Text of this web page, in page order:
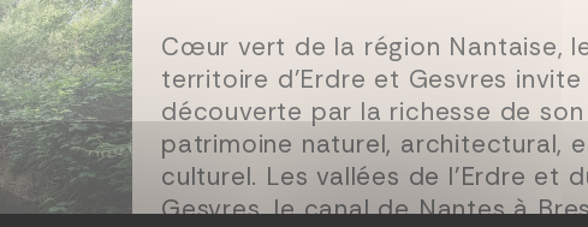
Cœur vert de la région Nantaise,
territoire d’Erdre et Gesvres invite
découverte par la richesse de son
patrimoine naturel, architectural,
culturel. Les vallées de l’Erdre et
Gesvres, le canal de Nantes à